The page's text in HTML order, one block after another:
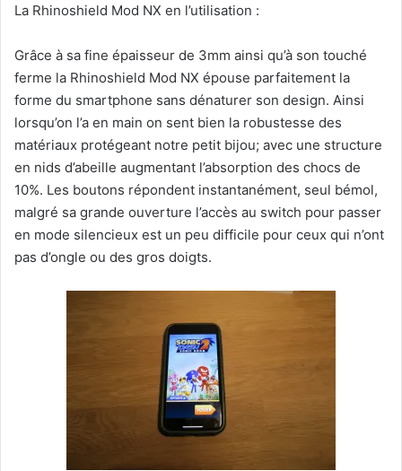
La Rhinoshield Mod NX en l’utilisation :
Grâce à sa fine épaisseur de 3mm ainsi qu’à son touché
ferme la Rhinoshield Mod NX épouse parfaitement la
forme du smartphone sans dénaturer son design. Ainsi
lorsqu’on l’a en main on sent bien la robustesse des
matériaux protégeant notre petit bijou; avec une structure
en nids d’abeille augmentant l’absorption des chocs de
10%. Les boutons répondent instantanément, seul bémol,
malgré sa grande ouverture l’accès au switch pour passer
en mode silencieux est un peu difficile pour ceux qui n’ont
pas d’ongle ou des gros doigts.